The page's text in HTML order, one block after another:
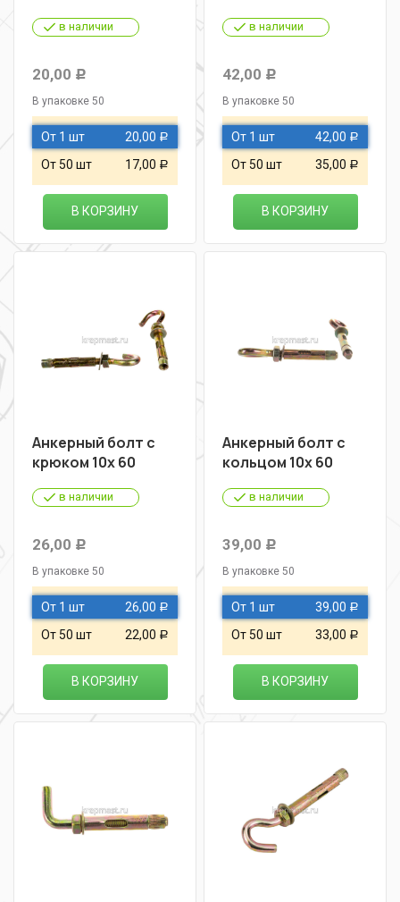
в наличии
20,00 Р
В упаковке 50
От 1 шт 20,00 Р
От 50 шт 17,00 Р
В КОРЗИНУ
в наличии
42,00 Р
В упаковке 50
От 1 шт 42,00 Р
От 50 шт 35,00 Р
В КОРЗИНУ
Анкерный болт с
крюком 10х 60
в наличии
26,00 Р
В упаковке 50
От 1 шт 26,00 Р
От 50 шт 22,00 Р
В КОРЗИНУ
Анкерный болт с
кольцом 10х 60
в наличии
39,00 Р
В упаковке 50
От 1 шт 39,00 Р
От 50 шт 33,00 Р
В КОРЗИНУ